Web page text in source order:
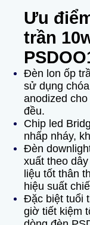
Ưu
trần
Đèn lon ốp
sử dụng
anodized
đều.
Chip led
nhấp nháy,
Đèn
xuất theo
liệu tốt thân
hiệu suất
Đặc biệt tuổi
giờ tiết kiệm